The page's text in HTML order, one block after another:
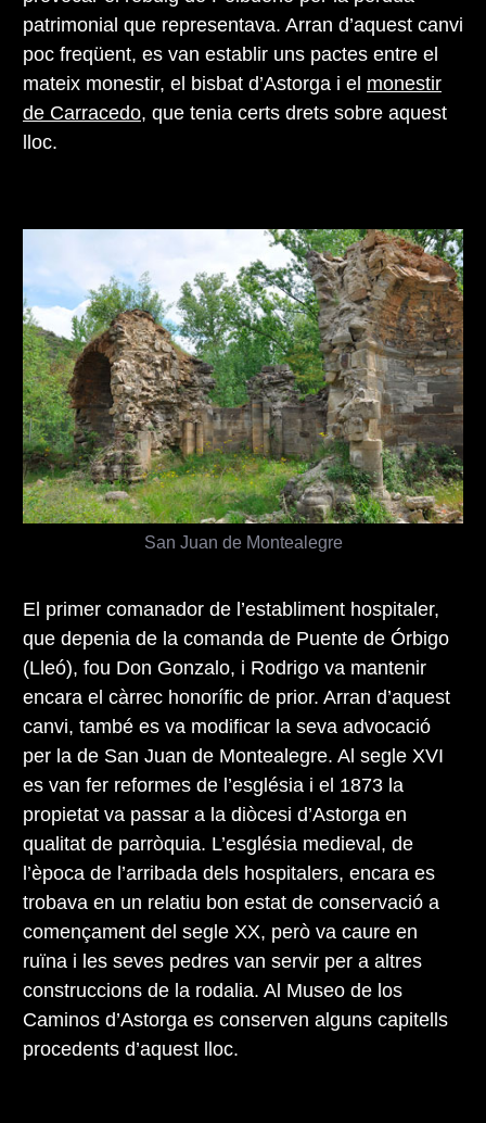
patrimonial que representava. Arran d’aquest canvi
poc freqüent, es van establir uns pactes entre el
mateix monestir, el bisbat d’Astorga i el monestir
de Carracedo, que tenia certs drets sobre aquest
lloc.
El primer comanador de l’establiment hospitaler,
que depenia de la comanda de Puente de Órbigo
(Lleó), fou Don Gonzalo, i Rodrigo va mantenir
encara el càrrec honorífic de prior. Arran d’aquest
canvi, també es va modificar la seva advocació
per la de San Juan de Montealegre. Al segle XVI
es van fer reformes de l’església i el 1873 la
propietat va passar a la diòcesi d’Astorga en
qualitat de parròquia. L’església medieval, de
l’època de l’arribada dels hospitalers, encara es
trobava en un relatiu bon estat de conservació a
començament del segle XX, però va caure en
ruïna i les seves pedres van servir per a altres
construccions de la rodalia. Al Museo de los
Caminos d’Astorga es conserven alguns capitells
procedents d’aquest lloc.
San Juan de Montealegre